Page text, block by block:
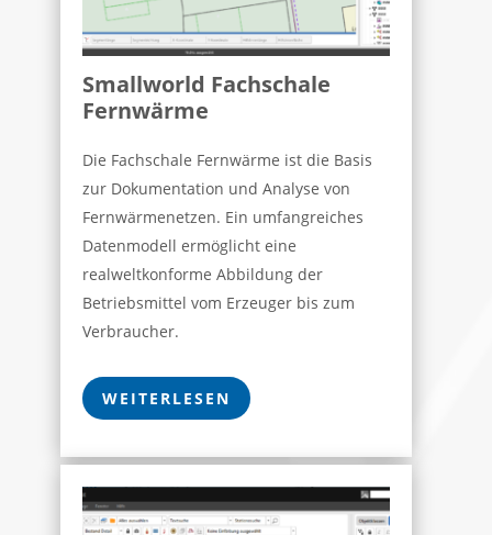
Smallworld Fachschale
Fernwärme
Die Fachschale Fernwärme ist die Basis
zur Dokumentation und Analyse von
Fernwärmenetzen. Ein umfangreiches
Datenmodell ermöglicht eine
realweltkonforme Abbildung der
Betriebsmittel vom Erzeuger bis zum
Verbraucher.
WEITERLESEN